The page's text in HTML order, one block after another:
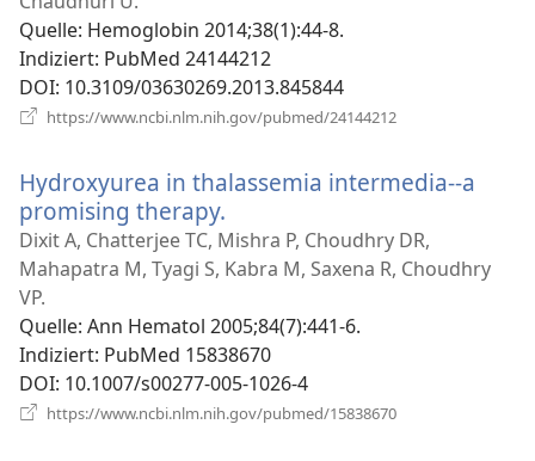
Quelle‎: Hemoglobin 2014;38(1):44-8.
Indiziert‎: PubMed 24144212
DOI‎: 10.3109/03630269.2013.845844
https://www.ncbi.nlm.nih.gov/pubmed/24144212
Hydroxyurea in thalassemia intermedia--a
promising therapy.
neues
Fenster)
Dixit A, Chatterjee TC, Mishra P, Choudhry DR,
Mahapatra M, Tyagi S, Kabra M, Saxena R, Choudhry
VP.
Quelle‎: Ann Hematol 2005;84(7):441-6.
Indiziert‎: PubMed 15838670
DOI‎: 10.1007/s00277-005-1026-4
https://www.ncbi.nlm.nih.gov/pubmed/15838670